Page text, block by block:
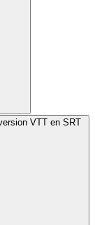
VTT en SRT